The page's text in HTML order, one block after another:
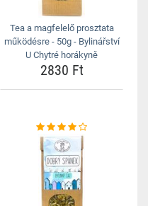
Tea a magfelelő prosztata
működésre - 50g - Bylinářství
U Chytré horákyně
2830 Ft